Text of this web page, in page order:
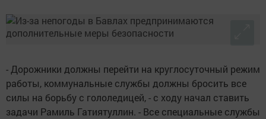
- Дорожники должны перейти на круглосуточный режим
работы, коммунальные службы должны бросить все
силы на борьбу с гололедицей, - с ходу начал ставить
задачи Рамиль Гатиятуллин. - Все специальные службы